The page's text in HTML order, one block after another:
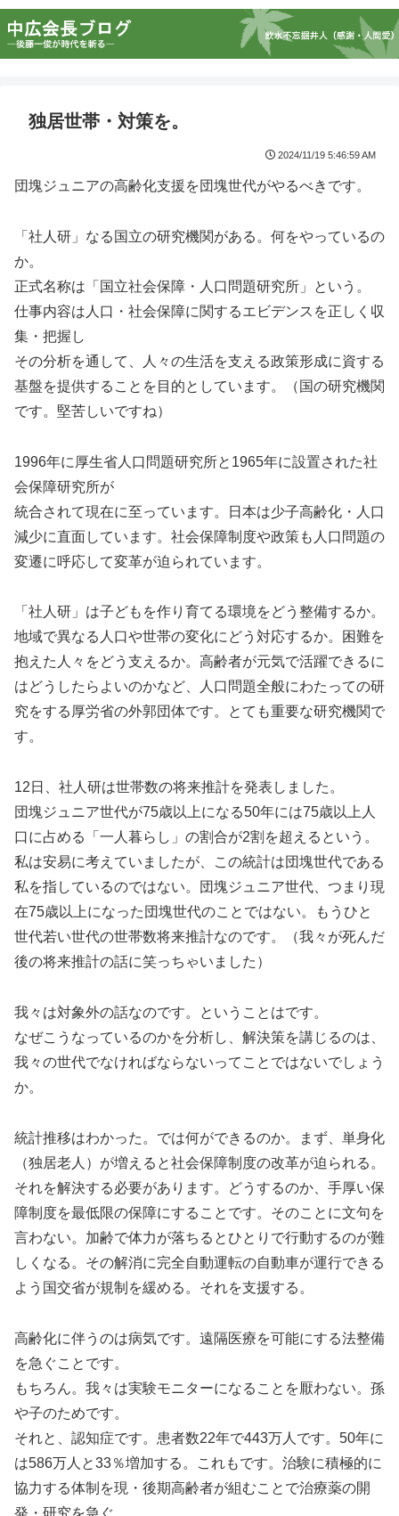
独居世帯・対策を。
2024/11/19 5:46:59 AM
団塊ジュニアの高齢化支援を団塊世代がやるべきです。
「社人研」なる国立の研究機関がある。何をやっているの
か。
正式名称は「国立社会保障・人口問題研究所」という。
仕事内容は人口・社会保障に関するエビデンスを正しく収
集・把握し
その分析を通して、人々の生活を支える政策形成に資する
基盤を提供することを目的としています。（国の研究機関
です。堅苦しいですね）
1996年に厚生省人口問題研究所と1965年に設置された社
会保障研究所が
統合されて現在に至っています。日本は少子高齢化・人口
減少に直面しています。社会保障制度や政策も人口問題の
変遷に呼応して変革が迫られています。
「社人研」は子どもを作り育てる環境をどう整備するか。
地域で異なる人口や世帯の変化にどう対応するか。困難を
抱えた人々をどう支えるか。高齢者が元気で活躍できるに
はどうしたらよいのかなど、人口問題全般にわたっての研
究をする厚労省の外郭団体です。とても重要な研究機関で
す。
12日、社人研は世帯数の将来推計を発表しました。
団塊ジュニア世代が75歳以上になる50年には75歳以上人
口に占める「一人暮らし」の割合が2割を超えるという。
私は安易に考えていましたが、この統計は団塊世代である
私を指しているのではない。団塊ジュニア世代、つまり現
在75歳以上になった団塊世代のことではない。もうひと
世代若い世代の世帯数将来推計なのです。（我々が死んだ
後の将来推計の話に笑っちゃいました）
我々は対象外の話なのです。ということはです。
なぜこうなっているのかを分析し、解決策を講じるのは、
我々の世代でなければならないってことではないでしょう
か。
統計推移はわかった。では何ができるのか。まず、単身化
（独居老人）が増えると社会保障制度の改革が迫られる。
それを解決する必要があります。どうするのか、手厚い保
障制度を最低限の保障にすることです。そのことに文句を
言わない。加齢で体力が落ちるとひとりで行動するのが難
しくなる。その解消に完全自動運転の自動車が運行できる
よう国交省が規制を緩める。それを支援する。
高齢化に伴うのは病気です。遠隔医療を可能にする法整備
を急ぐことです。
もちろん。我々は実験モニターになることを厭わない。孫
や子のためです。
それと、認知症です。患者数22年で443万人です。50年に
は586万人と33％増加する。これもです。治験に積極的に
協力する体制を現・後期高齢者が組むことで治療薬の開
発・研究を急ぐ。